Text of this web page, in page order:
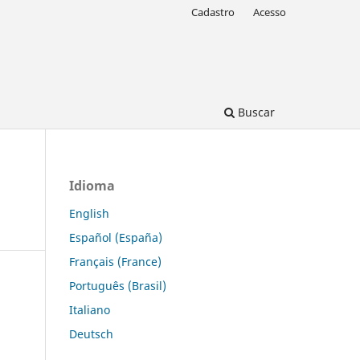
Buscar
Cadastro Acesso
Idioma
English
Español (España)
Français (France)
Português (Brasil)
Italiano
Deutsch